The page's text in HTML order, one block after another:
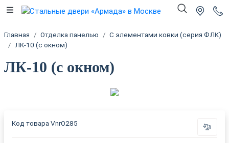
Главная Отделка панелью
С элементами ковки (серия ФЛК)
ЛК-10 (с окном)
ЛК-10 (с окном)
Код товара VnrO285